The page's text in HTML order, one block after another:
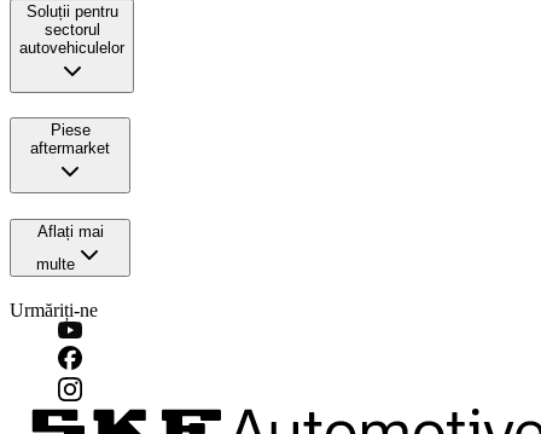
Soluții pentru
sectorul
autovehiculelor
Piese
aftermarket
Aflați mai
multe
Urmăriți-ne